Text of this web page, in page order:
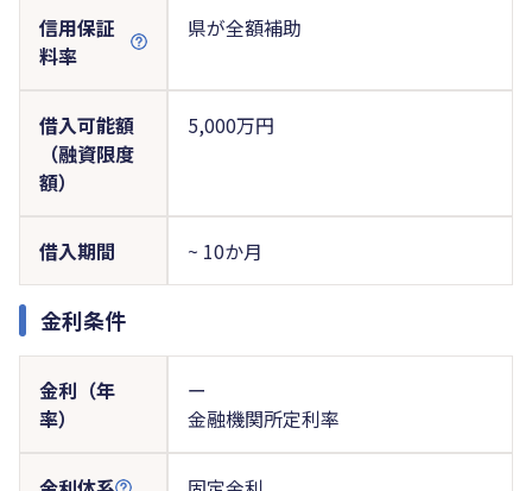
信用保証
料率
県が全額補助
借入可能額
（融資限度
額）
5,000万円
借入期間 ~ 10か月
金利条件
金利（年
率）
ー
金融機関所定利率